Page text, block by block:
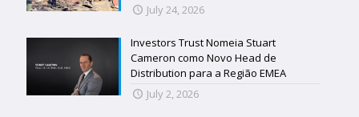
July 24, 2026
Investors Trust Nomeia Stuart
Cameron como Novo Head de
Distribution para a Região EMEA
July 2, 2026